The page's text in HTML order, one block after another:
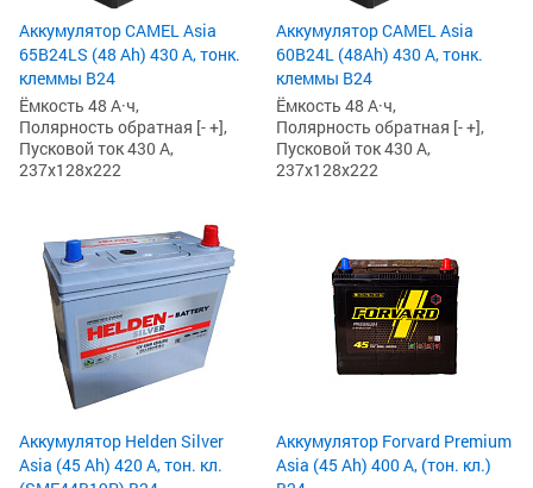
Аккумулятор CAMEL Asia
65B24LS (48 Ah) 430 А, тонк.
клеммы B24
Ёмкость 48 А·ч,
Полярность обратная [- +],
Пусковой ток 430 А,
237x128x222
Аккумулятор CAMEL Asia
60B24L (48Ah) 430 А, тонк.
клеммы B24
Ёмкость 48 А·ч,
Полярность обратная [- +],
Пусковой ток 430 А,
237x128x222
Аккумулятор Helden Silver
Asia (45 Ah) 420 А, тон. кл.
Аккумулятор Forvard Premium
Asia (45 Ah) 400 А, (тон. кл.)